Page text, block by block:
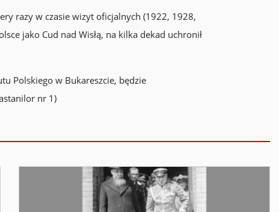
razy w czasie wizyt oficjalnych (1922, 1928,
jako Cud nad Wisłą, na kilka dekad uchronił
Polskiego w Bukareszcie, będzie
nr 1)